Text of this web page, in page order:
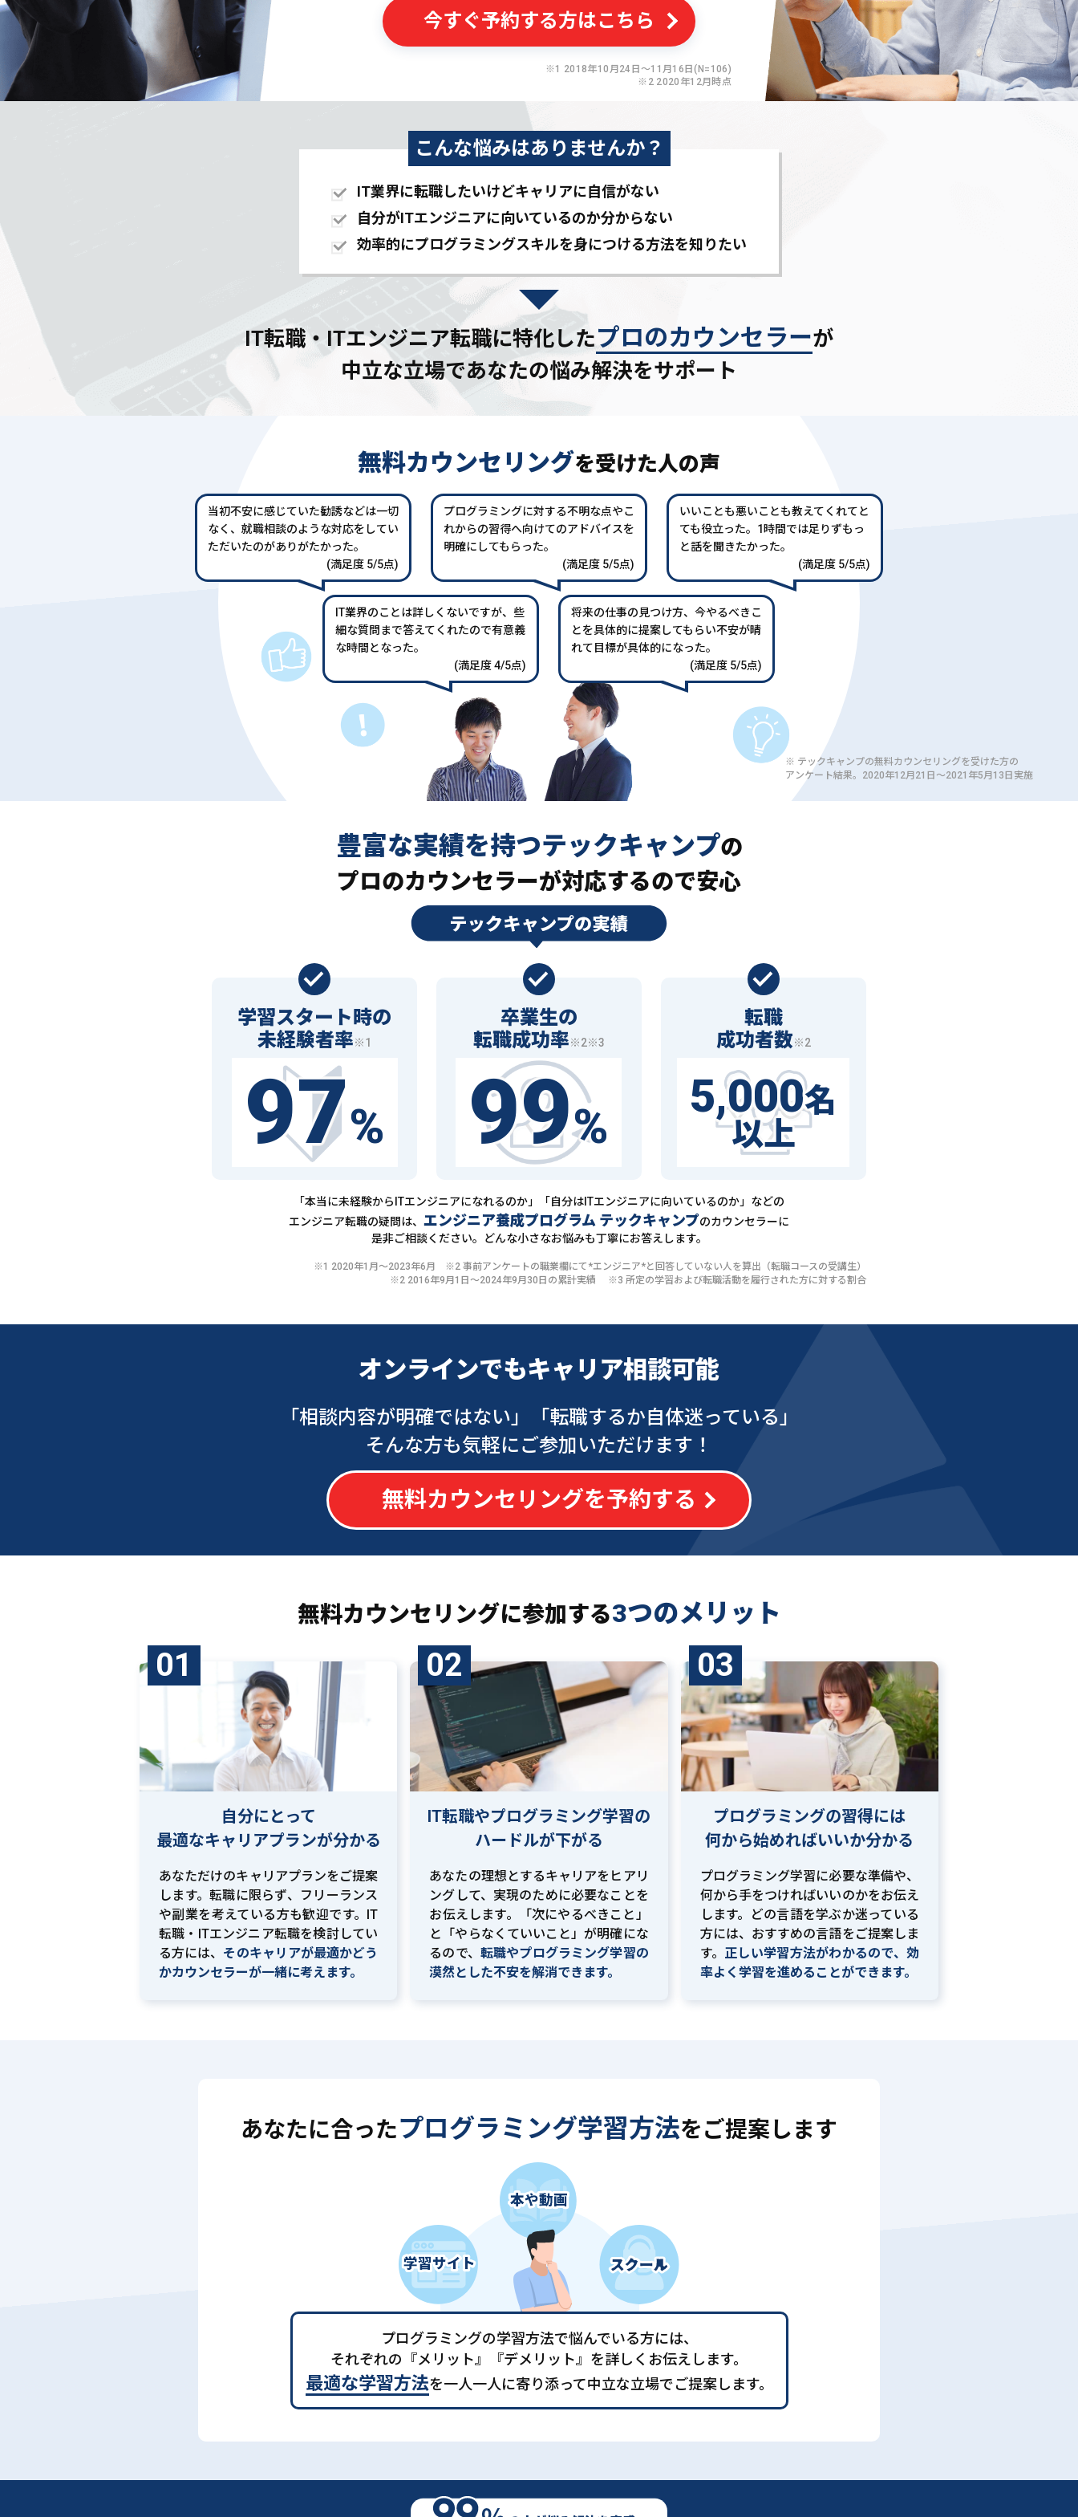
今すぐ予約する方はこちら
※1 2018年10月24日〜11月16日(N=106)
※2 2020年12月時点
こんな悩みはありませんか？
IT業界に転職したいけどキャリアに自信がない
自分がITエンジニアに向いているのか分からない
効率的にプログラミングスキルを身につける方法を知りたい
IT転職・ITエンジニア転職に特化したプロのカウンセラーが
中立な立場であなたの悩み解決をサポート
無料カウンセリングを受けた人の声
当初不安に感じていた勧誘などは一切
なく、就職相談のような対応をしてい
ただいたのがありがたかった。
(満足度 5/5点)
プログラミングに対する不明な点やこ
れからの習得へ向けてのアドバイスを
明確にしてもらった。
(満足度 5/5点)
いいことも悪いことも教えてくれてと
ても役立った。1時間では足りずもっ
と話を聞きたかった。
(満足度 5/5点)
IT業界のことは詳しくないですが、些
細な質問まで答えてくれたので有意義
な時間となった。
(満足度 4/5点)
将来の仕事の見つけ方、今やるべきこ
とを具体的に提案してもらい不安が晴
れて目標が具体的になった。
(満足度 5/5点)
※ テックキャンプの無料カウンセリングを受けた方の
アンケート結果。2020年12月21日〜2021年5月13日実施
豊富な実績を持つテックキャンプの
プロのカウンセラーが対応するので安心
学習スタート時の
未経験者率※1
97%
卒業生の
転職成功率※2※3
99%
転職
成功者数※2
5,000名
以上
「本当に未経験からITエンジニアになれるのか」「自分はITエンジニアに向いているのか」などの
エンジニア転職の疑問は、 エンジニア養成プログラム テックキャンプのカウンセラーに
是非ご相談ください。どんな小さなお悩みも丁寧にお答えします。
※1 2020年1月〜2023年6月 ※2 事前アンケートの職業欄にて*エンジニア*と回答していない人を算出（転職コースの受講生）
※2 2016年9月1日〜2024年9月30日の累計実績 ※3 所定の学習および転職活動を履行された方に対する割合
オンラインでもキャリア相談可能
「相談内容が明確ではない」
「転職するか自体迷っている」
そんな方も気軽にご参加いただけます！
無料カウンセリングを予約する
無料カウンセリングに参加する3つのメリット
01
自分にとって
最適なキャリアプランが分かる
あなただけのキャリアプランをご提案
します。転職に限らず、フリーランス
や副業を考えている方も歓迎です。IT
転職・ITエンジニア転職を検討してい
る方には、 そのキャリアが最適かどう
かカウンセラーが一緒に考えます。
02
IT転職やプログラミング学習の
ハードルが下がる
あなたの理想とするキャリアをヒアリ
ングして、実現のために必要なことを
お伝えします。「次にやるべきこと」
と「やらなくていいこと」が明確にな
るので、 転職やプログラミング学習の
漠然とした不安を解消できます。
03
プログラミングの習得には
何から始めればいいか分かる
プログラミング学習に必要な準備や、
何から手をつければいいのかをお伝え
します。どの言語を学ぶか迷っている
方には、おすすめの言語をご提案しま
す。 正しい学習方法がわかるので、効
率よく学習を進めることができます。
あなたに合ったプログラミング学習方法をご提案します
プログラミングの学習方法で悩んでいる方には、
それぞれの『メリット』『デメリット』を詳しくお伝えします。
最適な学習方法を一人一人に寄り添って中立な立場でご提案します。